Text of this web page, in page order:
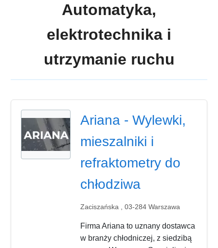
Automatyka,
elektrotechnika i
utrzymanie ruchu
Ariana - Wylewki,
mieszalniki i
refraktometry do
chłodziwa
Zaciszańska , 03-284 Warszawa
Firma Ariana to uznany dostawca
w branży chłodniczej, z siedzibą